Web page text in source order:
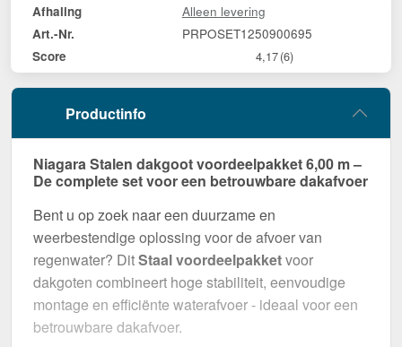
Afhaling Alleen levering
Art.-Nr. PRPOSET1250900695
Score 4,17(6)
Productinfo
Niagara Stalen dakgoot voordeelpakket 6,00 m –
De complete set voor een betrouwbare dakafvoer
Bent u op zoek naar een duurzame en
weerbestendige oplossing voor de afvoer van
regenwater? DitStaal voordeelpakketvoor
dakgoten combineert hoge stabiliteit, eenvoudige
montage en efficiënte waterafvoer - ideaal voor een
betrouwbare dakafvoer.